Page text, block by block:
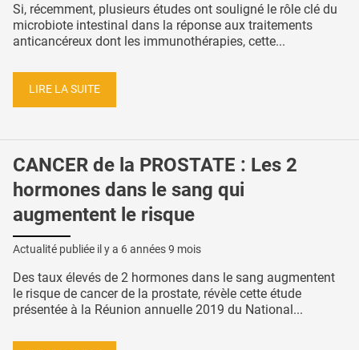
Si, récemment, plusieurs études ont souligné le rôle clé du
microbiote intestinal dans la réponse aux traitements
anticancéreux dont les immunothérapies, cette...
LIRE LA SUITE
CANCER de la PROSTATE : Les 2
hormones dans le sang qui
augmentent le risque
Actualité publiée il y a 6 années 9 mois
Des taux élevés de 2 hormones dans le sang augmentent
le risque de cancer de la prostate, révèle cette étude
présentée à la Réunion annuelle 2019 du National...